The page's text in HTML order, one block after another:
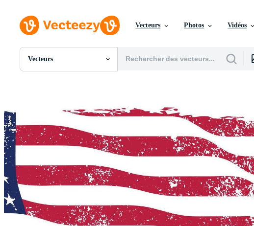
Vecteurs Photos Vidéos
Vecteurs
Toutes Images
Vecteurs
Vidéos
Événements Éditoriaux